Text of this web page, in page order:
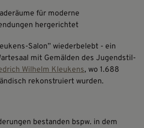
für moderne
hergerichtet
Salon” wiederbelebt - ein
mit Gemälden des Jugendstil-
Wilhelm Kleukens, wo 1.688
rekonstruiert wurden.
bestanden bspw. in dem